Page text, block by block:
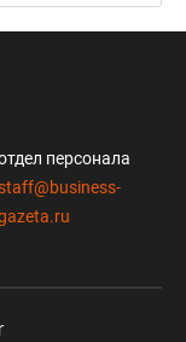
персонала